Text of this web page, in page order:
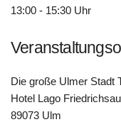
13:00 - 15:30 Uhr
Die große Ulmer Stadt
Hotel Lago
89073 Ulm